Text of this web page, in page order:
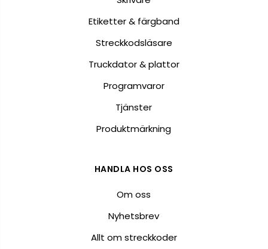
Etiketter & färgband
Streckkodsläsare
Truckdator & plattor
Programvaror
Tjänster
Produktmärkning
HANDLA HOS OSS
Om oss
Nyhetsbrev
Allt om streckkoder